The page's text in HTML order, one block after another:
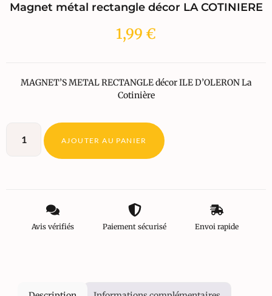
Magnet métal rectangle décor LA COTINIERE
1,99 €
MAGNET’S METAL RECTANGLE décor ILE D’OLERON La
Cotinière
AJOUTER AU PANIER
Avis vérifiés Paiement sécurisé Envoi rapide